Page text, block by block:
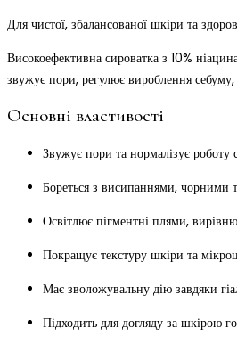
Для чистої, збалансованої шкіри та
Високоефективна сироватка з 10%
звужує пори, регулює вироблення
Основні властивості
Звужує пори та нормалізує роботу
Бореться з висипаннями, чорними
Освітлює пігментні плями,
Покращує текстуру шкіри та
Має зволожувальну дію завдяки
Підходить для догляду за шкірою